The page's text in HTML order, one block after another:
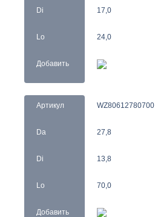
Di
Lo
Добавить
17,0
24,0
Артикул
Da
Di
Lo
Добавить
WZ80612780700
27,8
13,8
70,0